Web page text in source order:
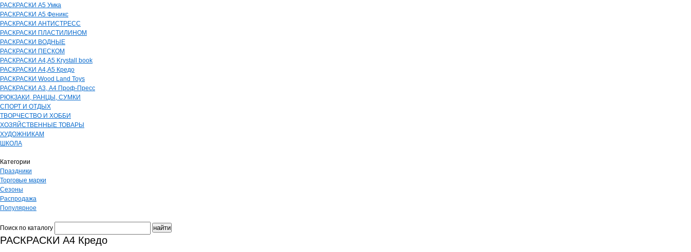
РАСКРАСКИ А5 Умка
РАСКРАСКИ А5 Феникс
РАСКРАСКИ АНТИСТРЕСС
РАСКРАСКИ ПЛАСТИЛИНОМ
РАСКРАСКИ ВОДНЫЕ
РАСКРАСКИ ПЕСКОМ
РАСКРАСКИ А4,А5 Krystall book
РАСКРАСКИ А4,А5 Кредо
РАСКРАСКИ Wood Land Toys
РАСКРАСКИ А3, А4 Проф-Пресс
РЮКЗАКИ, РАНЦЫ, СУМКИ
СПОРТ И ОТДЫХ
ТВОРЧЕСТВО И ХОББИ
ХОЗЯЙСТВЕННЫЕ ТОВАРЫ
ХУДОЖНИКАМ
ШКОЛА
Категории
Праздники
Торговые марки
Сезоны
Распродажа
Популярное
Поиск по каталогу
РАСКРАСКИ А4 Кредо